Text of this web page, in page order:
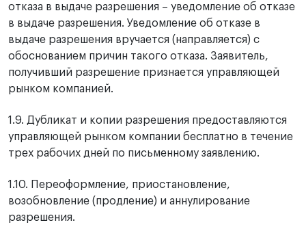
отказа в выдаче разрешения – уведомление об отказе
в выдаче разрешения. Уведомление об отказе в
выдаче разрешения вручается (направляется) с
обоснованием причин такого отказа. Заявитель,
получивший разрешение признается управляющей
рынком компанией.
1.9. Дубликат и копии разрешения предоставляются
управляющей рынком компании бесплатно в течение
трех рабочих дней по письменному заявлению.
1.10. Переоформление, приостановление,
возобновление (продление) и аннулирование
разрешения.